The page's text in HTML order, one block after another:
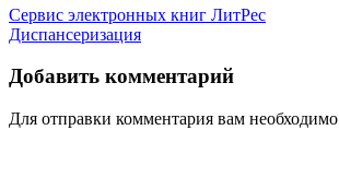
Сервис электронных книг ЛитРес
Диспансеризация
Добавить комментарий
Для отправки комментария вам необходимо